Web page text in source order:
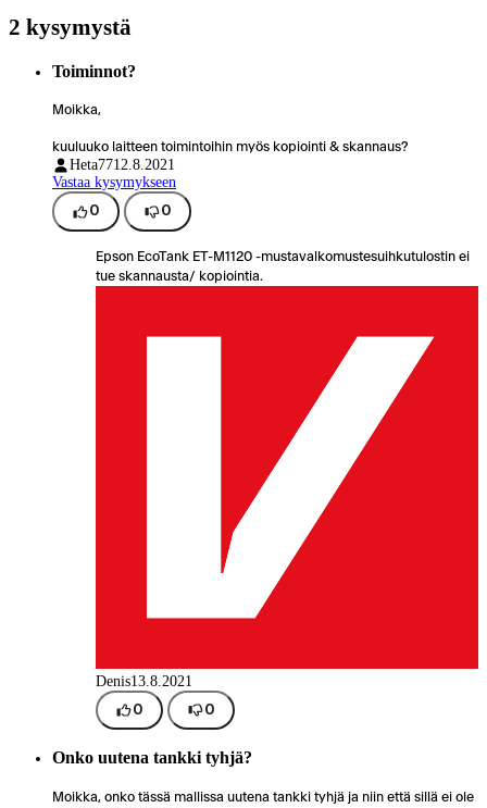
2 kysymystä
Toiminnot?
Moikka,
kuuluuko laitteen toimintoihin myös kopiointi & skannaus?
Heta7712.8.2021
Vastaa kysymykseen
0 0
Epson EcoTank ET-M1120 -mustavalkomustesuihkutulostin ei
tue skannausta/ kopiointia.
Denis13.8.2021
0 0
Onko uutena tankki tyhjä?
Moikka, onko tässä mallissa uutena tankki tyhjä ja niin että sillä ei ole